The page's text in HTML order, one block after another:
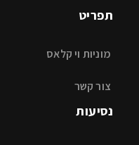
תפריט
מוניות וי קלאס
צור קשר
נסיעות